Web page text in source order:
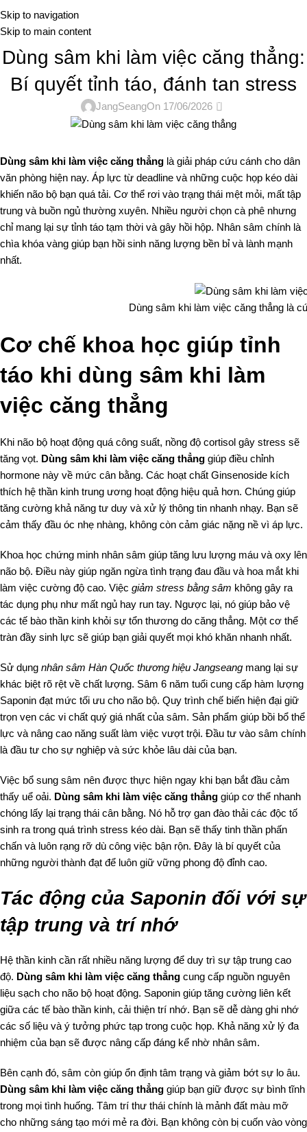
Skip to navigation
Skip to main content
Dùng sâm khi làm việc căng thẳng:
Bí quyết tỉnh táo, đánh tan stress
JangSeangOn 17/06/2026 0
Dùng sâm khi làm việc căng thẳng là giải pháp cứu cánh cho dân
văn phòng hiện nay. Áp lực từ deadline và những cuộc họp kéo dài
khiến não bộ bạn quá tải. Cơ thể rơi vào trạng thái mệt mỏi, mất tập
trung và buồn ngủ thường xuyên. Nhiều người chọn cà phê nhưng
chỉ mang lại sự tỉnh táo tạm thời và gây hồi hộp. Nhân sâm chính là
chìa khóa vàng giúp bạn hồi sinh năng lượng bền bỉ và lành mạnh
nhất.
Dùng sâm khi làm việc căng thẳng là
Cơ chế khoa học giúp tỉnh
táo khi dùng sâm khi làm
việc căng thẳng
Khi não bộ hoạt động quá công suất, nồng độ cortisol gây stress sẽ
tăng vọt. Dùng sâm khi làm việc căng thẳng giúp điều chỉnh
hormone này về mức cân bằng. Các hoạt chất Ginsenoside kích
thích hệ thần kinh trung ương hoạt động hiệu quả hơn. Chúng giúp
tăng cường khả năng tư duy và xử lý thông tin nhanh nhạy. Bạn sẽ
cảm thấy đầu óc nhẹ nhàng, không còn cảm giác nặng nề vì áp lực.
Khoa học chứng minh nhân sâm giúp tăng lưu lượng máu và oxy lên
não bộ. Điều này giúp ngăn ngừa tình trạng đau đầu và hoa mắt khi
làm việc cường độ cao. Việc giảm stress bằng sâm không gây ra
tác dụng phụ như mất ngủ hay run tay. Ngược lại, nó giúp bảo vệ
các tế bào thần kinh khỏi sự tổn thương do căng thẳng. Một cơ thể
tràn đầy sinh lực sẽ giúp bạn giải quyết mọi khó khăn nhanh nhất.
Sử dụng nhân sâm Hàn Quốc thương hiệu Jangseang mang lại sự
khác biệt rõ rệt về chất lượng. Sâm 6 năm tuổi cung cấp hàm lượng
Saponin đạt mức tối ưu cho não bộ. Quy trình chế biến hiện đại giữ
trọn vẹn các vi chất quý giá nhất của sâm. Sản phẩm giúp bồi bổ thể
lực và nâng cao năng suất làm việc vượt trội. Đầu tư vào sâm chính
là đầu tư cho sự nghiệp và sức khỏe lâu dài của bạn.
Việc bổ sung sâm nên được thực hiện ngay khi bạn bắt đầu cảm
thấy uể oải. Dùng sâm khi làm việc căng thẳng giúp cơ thể nhanh
chóng lấy lại trạng thái cân bằng. Nó hỗ trợ gan đào thải các độc tố
sinh ra trong quá trình stress kéo dài. Bạn sẽ thấy tinh thần phấn
chấn và luôn rạng rỡ dù công việc bận rộn. Đây là bí quyết của
những người thành đạt để luôn giữ vững phong độ đỉnh cao.
Tác động của Saponin đối với sự
tập trung và trí nhớ
Hệ thần kinh cần rất nhiều năng lượng để duy trì sự tập trung cao
độ. Dùng sâm khi làm việc căng thẳng cung cấp nguồn nguyên
liệu sạch cho não bộ hoạt động. Saponin giúp tăng cường liên kết
giữa các tế bào thần kinh, cải thiện trí nhớ. Bạn sẽ dễ dàng ghi nhớ
các số liệu và ý tưởng phức tạp trong cuộc họp. Khả năng xử lý đa
nhiệm của bạn sẽ được nâng cấp đáng kể nhờ nhân sâm.
Bên cạnh đó, sâm còn giúp ổn định tâm trạng và giảm bớt sự lo âu.
Dùng sâm khi làm việc căng thẳng giúp bạn giữ được sự bình tĩnh
trong mọi tình huống. Tâm trí thư thái chính là mảnh đất màu mỡ
cho những sáng tạo mới mẻ ra đời. Bạn không còn bị cuốn vào vòng